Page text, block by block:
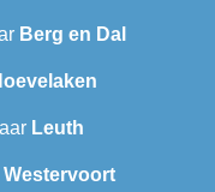
Berg en Dal
Leuth
Westervoort